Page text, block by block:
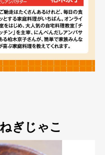
ぎじゃこ